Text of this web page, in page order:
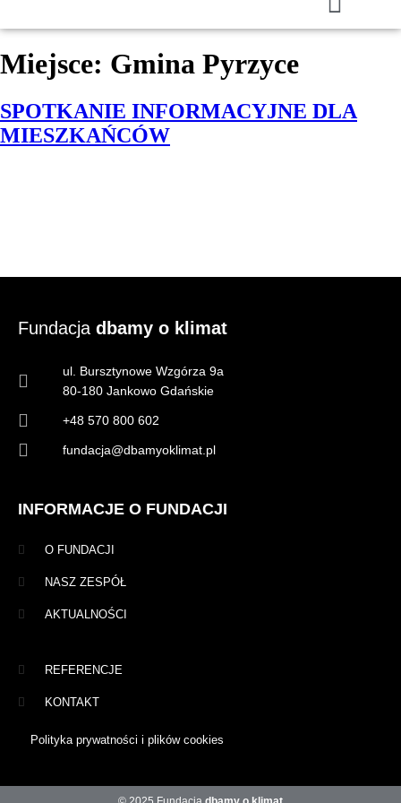
Miejsce: Gmina Pyrzyce
SPOTKANIE INFORMACYJNE DLA
MIESZKAŃCÓW
Fundacja dbamy o klimat
ul. Bursztynowe Wzgórza 9a
80-180 Jankowo Gdańskie
+48 570 800 602
fundacja@dbamyoklimat.pl
INFORMACJE O FUNDACJI
O FUNDACJI
NASZ ZESPÓŁ
AKTUALNOŚCI
REFERENCJE
KONTAKT
Polityka prywatności i plików cookies